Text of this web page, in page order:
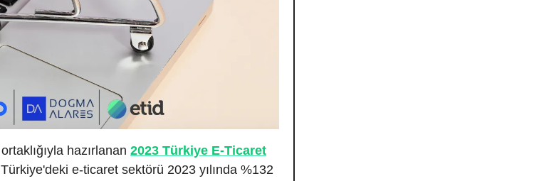
hazırlanan 2023 Türkiye E-Ticaret
e-ticaret sektörü 2023 yılında %132